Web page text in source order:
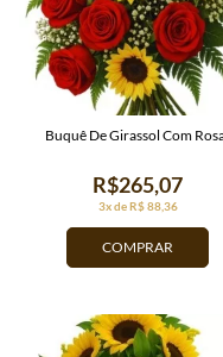
COMPRAR
3x de R$ 88,36
R$265,07
Buquê De Girassol Com